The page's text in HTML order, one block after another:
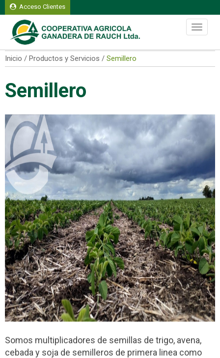
Acceso Clientes
S�bado 08 de agosto del 2026
Toggle
Inicio / Productos y Servicios / Semillero
Semillero
Somos multiplicadores de semillas de trigo, avena,
cebada y soja de semilleros de primera linea como